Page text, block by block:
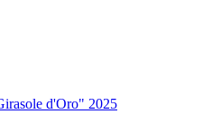
d'Oro" 2025